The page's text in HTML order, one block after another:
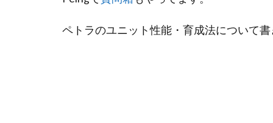
ペトラのユニット性能・育成法について